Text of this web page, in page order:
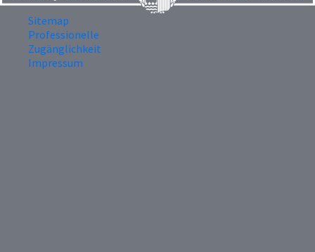
Sitemap
Professionelle
Zugänglichkeit
Impressum